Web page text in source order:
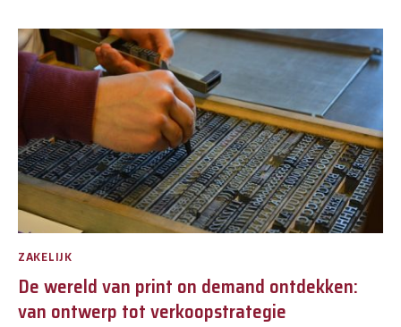
ZAKELIJK
De wereld van print on demand ontdekken:
van ontwerp tot verkoopstrategie